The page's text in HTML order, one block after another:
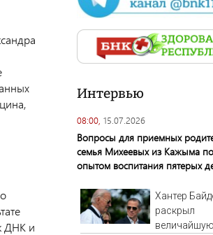
ДНК и
Интервью
08:00, 15.07.2026
Вопросы для приемных
семья Михеевых из Кажыма
опытом воспитания пятерых
Хантер
раскрыл
величайшую